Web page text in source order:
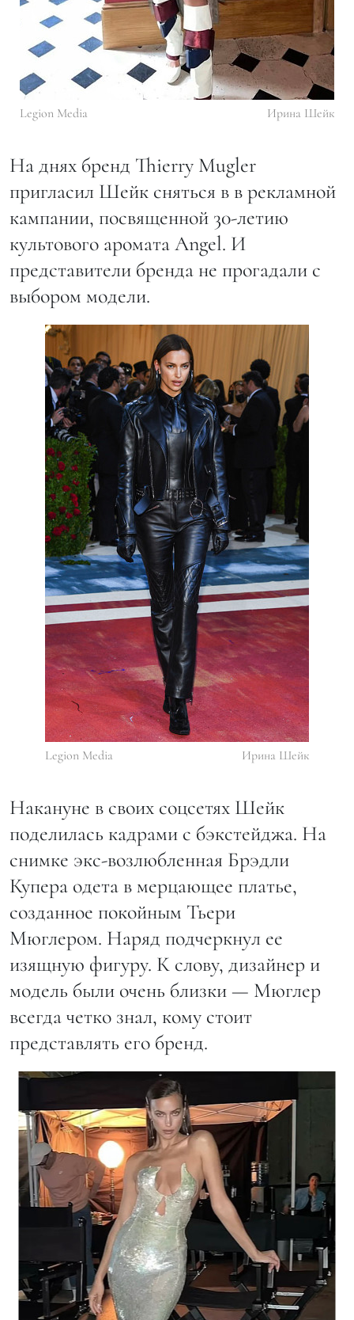
Legion Media Ирина Шейк
На днях бренд Thierry Mugler
пригласил Шейк сняться в в рекламной
кампании, посвященной 30-летию
культового аромата Angel. И
представители бренда не прогадали с
выбором модели.
Legion Media Ирина Шейк
Накануне в своих соцсетях Шейк
поделилась кадрами с бэкстейджа. На
снимке экс-возлюбленная Брэдли
Купера одета в мерцающее платье,
созданное покойным Тьери
Мюглером. Наряд подчеркнул ее
изящную фигуру. К слову, дизайнер и
модель были очень близки — Мюглер
всегда четко знал, кому стоит
представлять его бренд.